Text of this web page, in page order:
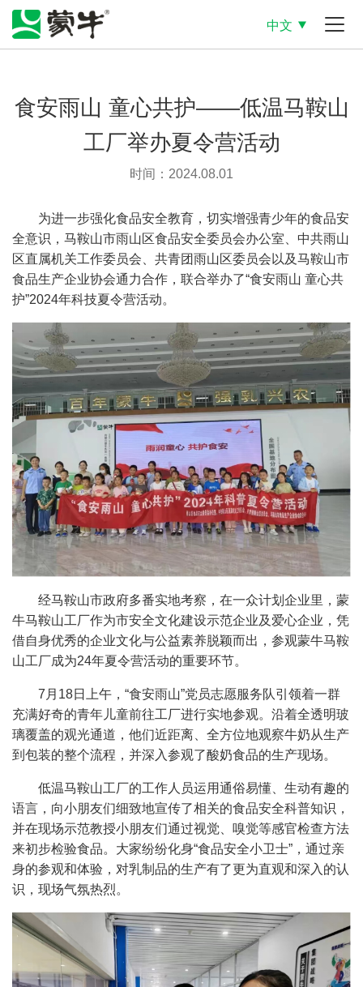
中文
食安雨山 童心共护——低温马鞍山
工厂举办夏令营活动
时间：2024.08.01
为进一步强化食品安全教育，切实增强青少年的食品安
全意识，马鞍山市雨山区食品安全委员会办公室、中共雨山
区直属机关工作委员会、共青团雨山区委员会以及马鞍山市
食品生产企业协会通力合作，联合举办了“食安雨山 童心共
护”2024年科技夏令营活动。
经马鞍山市政府多番实地考察，在一众计划企业里，蒙
牛马鞍山工厂作为市安全文化建设示范企业及爱心企业，凭
借自身优秀的企业文化与公益素养脱颖而出，参观蒙牛马鞍
山工厂成为24年夏令营活动的重要环节。
7月18日上午，“食安雨山”党员志愿服务队引领着一群
充满好奇的青年儿童前往工厂进行实地参观。沿着全透明玻
璃覆盖的观光通道，他们近距离、全方位地观察牛奶从生产
到包装的整个流程，并深入参观了酸奶食品的生产现场。
低温马鞍山工厂的工作人员运用通俗易懂、生动有趣的
语言，向小朋友们细致地宣传了相关的食品安全科普知识，
并在现场示范教授小朋友们通过视觉、嗅觉等感官检查方法
来初步检验食品。大家纷纷化身“食品安全小卫士”，通过亲
身的参观和体验，对乳制品的生产有了更为直观和深入的认
识，现场气氛热烈。